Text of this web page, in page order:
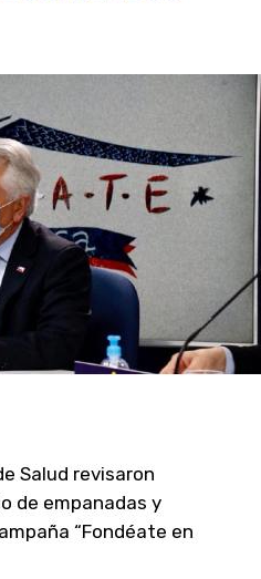
Salud revisaron
de empanadas y
“Fondéate en